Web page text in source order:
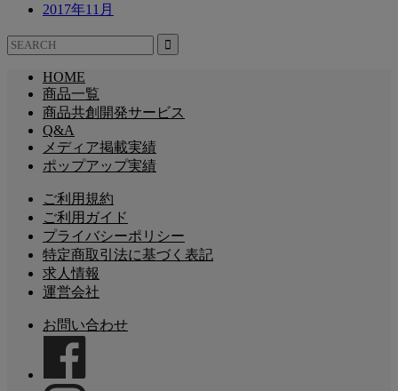
2017年11月
HOME
商品一覧
商品共創開発サービス
Q&A
メディア掲載実績
ポップアップ実績
ご利用規約
ご利用ガイド
プライバシーポリシー
特定商取引法に基づく表記
求人情報
運営会社
お問い合わせ